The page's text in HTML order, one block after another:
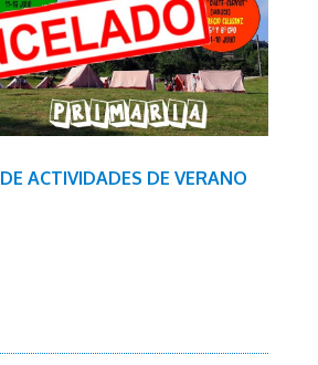
ACTIVIDADES DE VERANO